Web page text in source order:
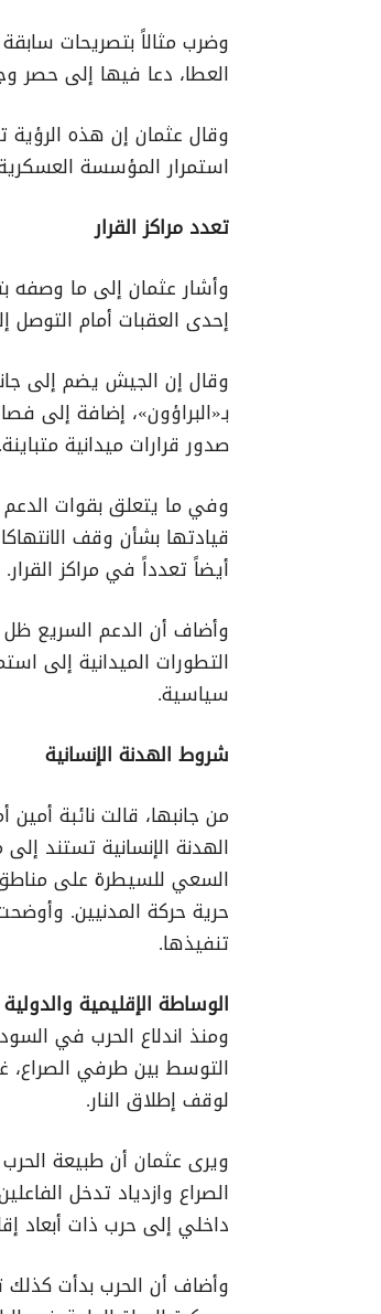
وضرب مثالاً بتصريحات
العطا، دعا فيها إلى حصر
وقال عثمان إن هذه
استمرار المؤسسة
تعدد مراكز القرار
وأشار عثمان إلى ما وصفه
إحدى العقبات أمام التوصل
وقال إن الجيش يضم إلى
بـ«البراؤون»، إضافة إلى
صدور قرارات ميدانية متباينة.
وفي ما يتعلق بقوات
قيادتها بشأن وقف
أيضاً تعدداً في مراكز القرار.
وأضاف أن الدعم السريع
التطورات الميدانية إلى
سياسية.
شروط الهدنة الإنسانية
من جانبها، قالت نائبة
الهدنة الإنسانية تستند
السعي للسيطرة على مناطق
حرية حركة المدنيين.
تنفيذها.
الوساطة الإقليمية والدولية
ومنذ اندلاع الحرب في
التوسط بين طرفي الصراع،
لوقف إطلاق النار.
ويرى عثمان أن طبيعة
الصراع وازدياد تدخل
داخلي إلى حرب ذات أبعاد
وأضاف أن الحرب بدأت كذلك